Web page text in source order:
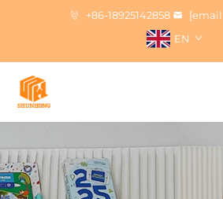
+86-18925142858
EN